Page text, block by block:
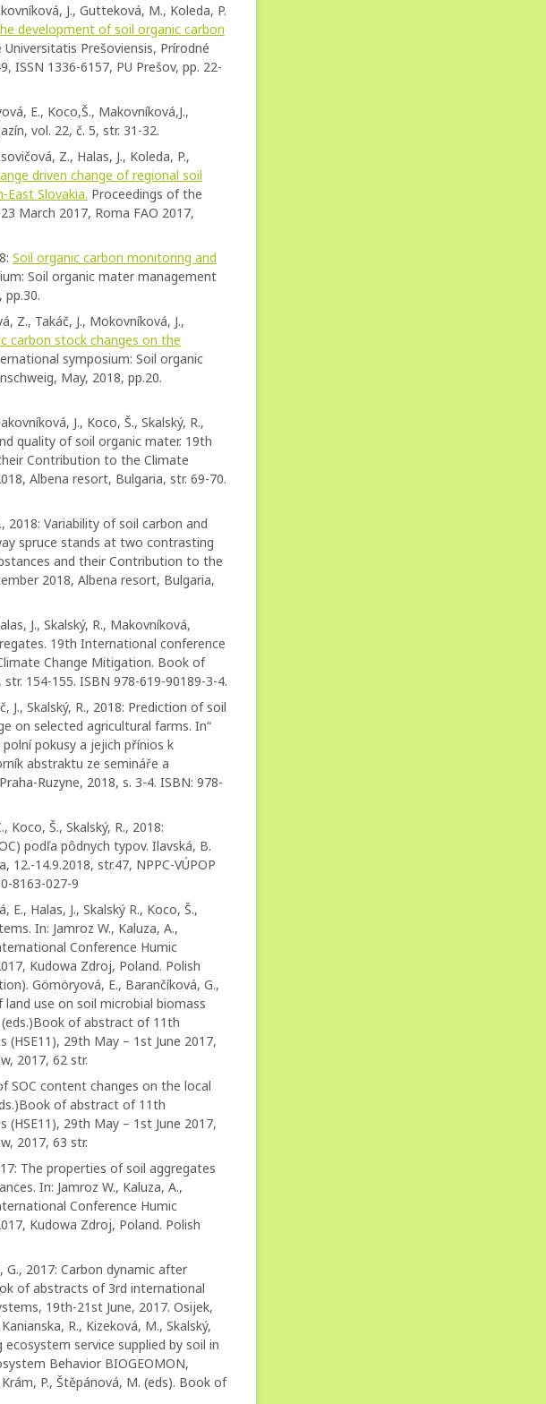
J., Gutteková, M., Koleda, P.
development of soil organic carbon
Prešoviensis, Prírodné
ISSN 1336-6157, PU Prešov, pp. 22-
E., Koco,Š., Makovníková,J.,
vol. 22, č. 5, str. 31-32.
Z., Halas, J., Koleda, P.,
driven change of regional soil
Slovakia. Proceedings of the
March 2017, Roma FAO 2017,
Soil organic carbon monitoring and
Soil organic mater management
Z., Takáč, J., Mokovníková, J.,
carbon stock changes on the
symposium: Soil organic
May, 2018, pp.20.
J., Koco, Š., Skalský, R.,
quality of soil organic mater. 19th
Contribution to the Climate
Albena resort, Bulgaria, str. 69-70.
2018: Variability of soil carbon and
spruce stands at two contrasting
and their Contribution to the
2018, Albena resort, Bulgaria,
J., Skalský, R., Makovníková,
19th International conference
Change Mitigation. Book of
154-155. ISBN 978-619-90189-3-4.
J., Skalský, R., 2018: Prediction of soil
on selected agricultural farms. In“
pokusy a jejich přínios k
abstraktu ze semináře a
Ruzyne, 2018, s. 3-4. ISBN: 978-
Koco, Š., Skalský, R., 2018:
podľa pôdnych typov. Ilavská, B.
14.9.2018, str.47, NPPC-VÚPOP
8163-027-9
Halas, J., Skalský R., Koco, Š.,
In: Jamroz W., Kaluza, A.,
Conference Humic
Kudowa Zdroj, Poland. Polish
Gömöryová, E., Barančíková, G.,
land use on soil microbial biomass
(eds.)Book of abstract of 11th
29th May – 1st June 2017,
2017, 62 str.
SOC content changes on the local
of abstract of 11th
29th May – 1st June 2017,
2017, 63 str.
The properties of soil aggregates
In: Jamroz W., Kaluza, A.,
Conference Humic
Kudowa Zdroj, Poland. Polish
G., 2017: Carbon dynamic after
of abstracts of 3rd international
19th-21st June, 2017. Osijek,
R., Kizeková, M., Skalský,
service supplied by soil in
Behavior BIOGEOMON,
P., Štěpánová, M. (eds). Book of